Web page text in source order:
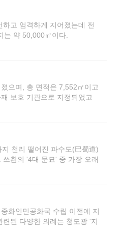
고 엄격하게 지어졌는데 전
는 약 50,000㎡이다.
으며, 총 면적은 7,552㎡이고
보호 기관으로 지정되었고
천리 떨어진 파수도(巴蜀道)
촨의 '4대 문묘' 중 가장 오래
조예, 특색이 강하고 잘 보전
화인민공화국 수립 이전에 지
된 다양한 의례는 청도광 '지